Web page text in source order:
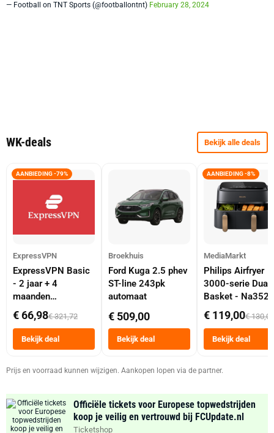
— Football on TNT Sports (@footballontnt) February 28, 2024
WK-deals Bekijk alle deals
AANBIEDING -79%
ExpressVPN
ExpressVPN Basic
- 2 jaar + 4
maanden
abonnement
€ 66,98€ 321,72
Bekijk deal
Broekhuis
Ford Kuga 2.5 phev
ST-line 243pk
automaat
€ 509,00
Bekijk deal
AANBIEDING -8%
MediaMarkt
Philips Airfryer
3000-serie Dual
Basket -
Dubbele Mand 9
Tot 6 Personen
Heteluchtfriteuse
Zwart
€ 119,00€ 130,00
Bekijk deal
Prijs en voorraad kunnen wijzigen. Aankopen lopen via de partner.
Officiële tickets voor Europese topwedstrijden
koop je veilig en vertrouwd bij FCUpdate.nl
Ticketshop